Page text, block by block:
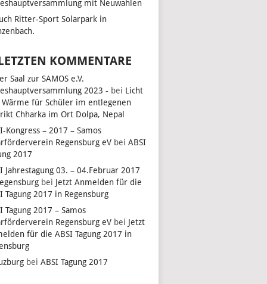
mit Neuwahlen
Ritter-Sport Solarpark in
KOMMENTARE
Saal zur SAMOS e.V.
2023 - bei Licht
Wärme für Schüler im entlegenen
Chharka im Ort Dolpa, Nepal
Kongress – 2017 – Samos
Regensburg eV beiABSI
2017
Jahrestagung 03. – 04.Februar 2017
bei Jetzt Anmelden für die
Tagung 2017 in Regensburg
Tagung 2017 – Samos
Regensburg eV bei Jetzt
für die ABSI Tagung 2017 in
beiABSI Tagung 2017